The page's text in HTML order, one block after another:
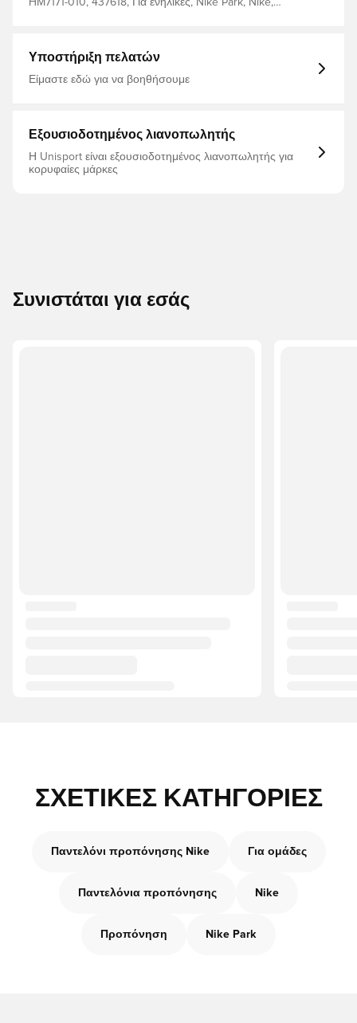
HM7171-010, 437618, Για ενήλικες, Nike Park, Nike,
Υποστήριξη πελατών
Είμαστε εδώ για να βοηθήσουμε
Εξουσιοδοτημένος λιανοπωλητής
Η Unisport είναι εξουσιοδοτημένος λιανοπωλητής για
κορυφαίες μάρκες
Συνιστάται για εσάς
ΣΧΕΤΙΚΈΣ ΚΑΤΗΓΟΡΊΕΣ
Παντελόνι προπόνησης Nike Για ομάδες
Παντελόνια προπόνησης Nike
Προπόνηση Nike Park